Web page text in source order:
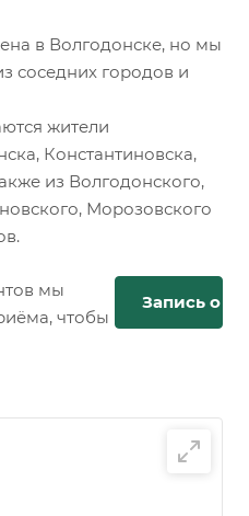
в Волгодонске, но мы
соседних городов и
жители
Константиновска,
из Волгодонского,
Морозовского
мы
чтобы
Запись